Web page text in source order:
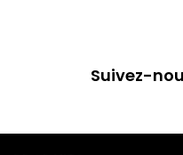
Suivez-